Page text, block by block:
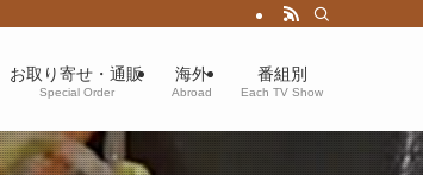
お取り寄せ・通販
Special Order
海外
Abroad
番組別
Each TV Show